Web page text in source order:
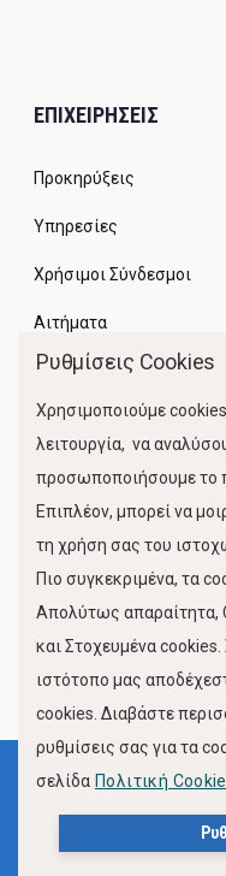
ΕΠΙΧΕΙΡΗΣΕΙΣ
Προκηρύξεις
Υπηρεσίες
Χρήσιμοι Σύνδεσμοι
Αιτήματα
FOLLOW US
Όροι Χρήσης
Πολιτική
Ρυθμίσεις Cookies
Χρησιμοποιούμε
λειτουργία, να
προσωποποιήσουμε το
Επιπλέον, μπορεί να
τη χρήση σας του
Πιο συγκεκριμένα, τα
Απολύτως απαραίτητα,
και Στοχευμένα
ιστότοπο μας
cookies. Διαβάστε
ρυθμίσεις σας για τα
σελίδα Πολιτική